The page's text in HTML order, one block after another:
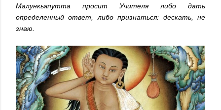
Малункьяпутта просит Учителя либо дать
определенный ответ, либо признаться: дескать, не
знаю.